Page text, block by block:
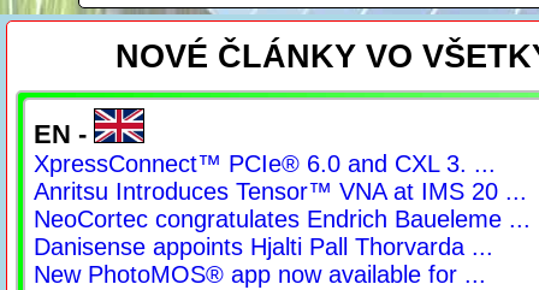
NOVÉ ČLÁNKY VO
EN -
XpressConnect™ PCIe® 6.0 and CXL 3. ...
Anritsu Introduces Tensor™ VNA at IMS 20 ...
NeoCortec congratulates Endrich Baueleme ...
Danisense appoints Hjalti Pall Thorvarda ...
New PhotoMOS® app now available for ...